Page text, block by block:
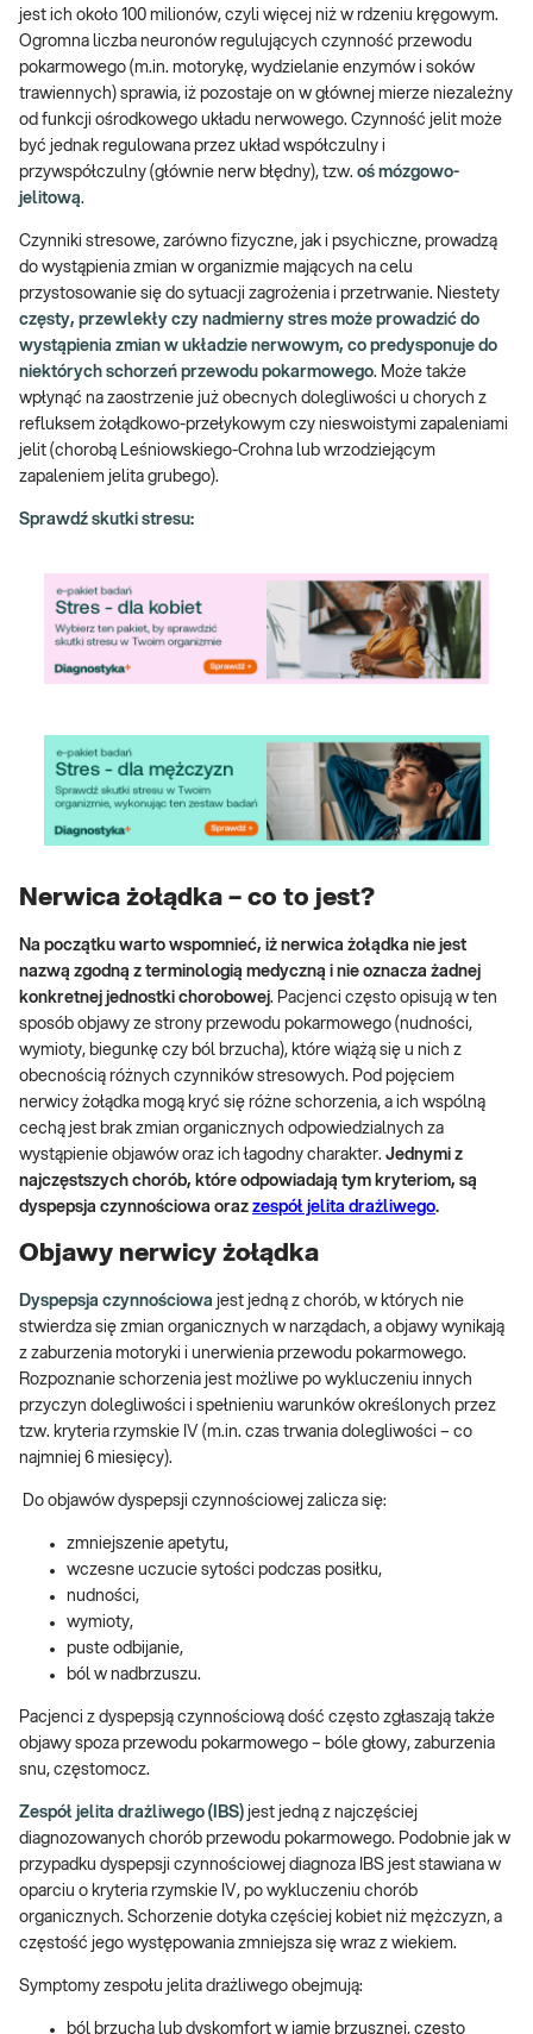
jest ich około 100 milionów, czyli więcej niż w rdzeniu kręgowym.
Ogromna liczba neuronów regulujących czynność przewodu
pokarmowego (m.in. motorykę, wydzielanie enzymów i soków
trawiennych) sprawia, iż pozostaje on w głównej mierze niezależny
od funkcji ośrodkowego układu nerwowego. Czynność jelit może
być jednak regulowana przez układ współczulny i
przywspółczulny (głównie nerw błędny), tzw. oś mózgowo-
jelitową.
Czynniki stresowe, zarówno fizyczne, jak i psychiczne, prowadzą
do wystąpienia zmian w organizmie mających na celu
przystosowanie się do sytuacji zagrożenia i przetrwanie. Niestety
częsty, przewlekły czy nadmierny stres może prowadzić do
wystąpienia zmian w układzie nerwowym, co predysponuje do
niektórych schorzeń przewodu pokarmowego. Może także
wpłynąć na zaostrzenie już obecnych dolegliwości u chorych z
refluksem żołądkowo-przełykowym czy nieswoistymi zapaleniami
jelit (chorobą Leśniowskiego-Crohna lub wrzodziejącym
zapaleniem jelita grubego).
Sprawdź skutki stresu:
Nerwica żołądka – co to jest?
Na początku warto wspomnieć, iż nerwica żołądka nie jest
nazwą zgodną z terminologią medyczną i nie oznacza żadnej
konkretnej jednostki chorobowej. Pacjenci często opisują w ten
sposób objawy ze strony przewodu pokarmowego (nudności,
wymioty, biegunkę czy ból brzucha), które wiążą się u nich z
obecnością różnych czynników stresowych. Pod pojęciem
nerwicy żołądka mogą kryć się różne schorzenia, a ich wspólną
cechą jest brak zmian organicznych odpowiedzialnych za
wystąpienie objawów oraz ich łagodny charakter. Jednymi z
najczęstszych chorób, które odpowiadają tym kryteriom, są
dyspepsja czynnościowa oraz zespół jelita drażliwego.
Objawy nerwicy żołądka
Dyspepsja czynnościowa jest jedną z chorób, w których nie
stwierdza się zmian organicznych w narządach, a objawy wynikają
z zaburzenia motoryki i unerwienia przewodu pokarmowego.
Rozpoznanie schorzenia jest możliwe po wykluczeniu innych
przyczyn dolegliwości i spełnieniu warunków określonych przez
tzw. kryteria rzymskie IV (m.in. czas trwania dolegliwości – co
najmniej 6 miesięcy).
Do objawów dyspepsji czynnościowej zalicza się:
zmniejszenie apetytu,
wczesne uczucie sytości podczas posiłku,
nudności,
wymioty,
puste odbijanie,
ból w nadbrzuszu.
Pacjenci z dyspepsją czynnościową dość często zgłaszają także
objawy spoza przewodu pokarmowego – bóle głowy, zaburzenia
snu, częstomocz.
Zespół jelita drażliwego (IBS) jest jedną z najczęściej
diagnozowanych chorób przewodu pokarmowego. Podobnie jak w
przypadku dyspepsji czynnościowej diagnoza IBS jest stawiana w
oparciu o kryteria rzymskie IV, po wykluczeniu chorób
organicznych. Schorzenie dotyka częściej kobiet niż mężczyzn, a
częstość jego występowania zmniejsza się wraz z wiekiem.
Symptomy zespołu jelita drażliwego obejmują:
ból brzucha lub dyskomfort w jamie brzusznej, często